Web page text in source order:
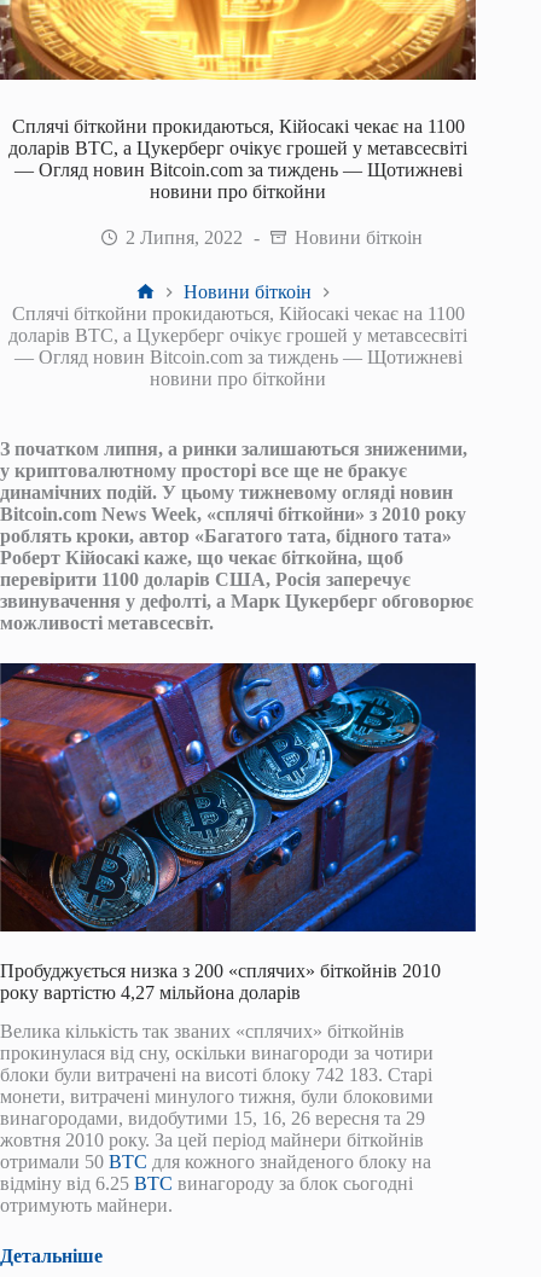
Сплячі біткойни прокидаються, Кійосакі чекає на 1100
доларів BTC, а Цукерберг очікує грошей у метавсесвіті
— Огляд новин Bitcoin.com за тиждень — Щотижневі
новини про біткойни
2 Липня, 2022 Новини біткоін
Головна
Новини біткоін
Сплячі біткойни прокидаються, Кійосакі чекає на 1100
доларів BTC, а Цукерберг очікує грошей у метавсесвіті
— Огляд новин Bitcoin.com за тиждень — Щотижневі
новини про біткойни
З початком липня, а ринки залишаються зниженими,
у криптовалютному просторі все ще не бракує
динамічних подій. У цьому тижневому огляді новин
Bitcoin.com News Week, «сплячі біткойни» з 2010 року
роблять кроки, автор «Багатого тата, бідного тата»
Роберт Кійосакі каже, що чекає біткойна, щоб
перевірити 1100 доларів США, Росія заперечує
звинувачення у дефолті, а Марк Цукерберг обговорює
можливості метавсесвіт.
Пробуджується низка з 200 «сплячих» біткойнів 2010
року вартістю 4,27 мільйона доларів
Велика кількість так званих «сплячих» біткойнів
прокинулася від сну, оскільки винагороди за чотири
блоки були витрачені на висоті блоку 742 183. Старі
монети, витрачені минулого тижня, були блоковими
винагородами, видобутими 15, 16, 26 вересня та 29
жовтня 2010 року. За цей період майнери біткойнів
отримали 50 BTC для кожного знайденого блоку на
відміну від 6.25 BTC винагороду за блок сьогодні
отримують майнери.
Детальніше